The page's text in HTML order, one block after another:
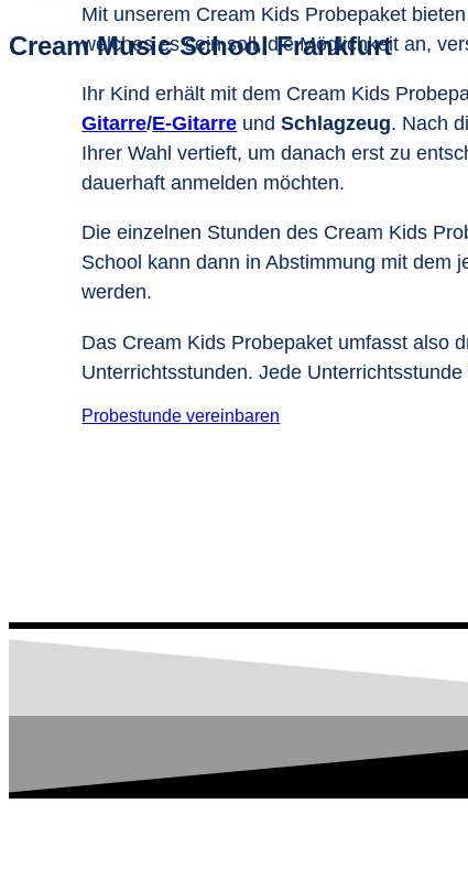
Cream Music School Frankfurt
Mit unserem Cream Kids Probepaket
welches es sein soll, die Möglichkeit an,
Ihr Kind erhält mit dem Cream Kids
Gitarre/E-Gitarre undSchlagzeug. Nach
Ihrer Wahl vertieft, um danach erst zu
dauerhaft anmelden möchten.
Die einzelnen Stunden des Cream Kids
School kann dann in Abstimmung mit dem
werden.
Das Cream Kids Probepaket umfasst also
Unterrichtsstunden. Jede
Probestunde vereinbaren